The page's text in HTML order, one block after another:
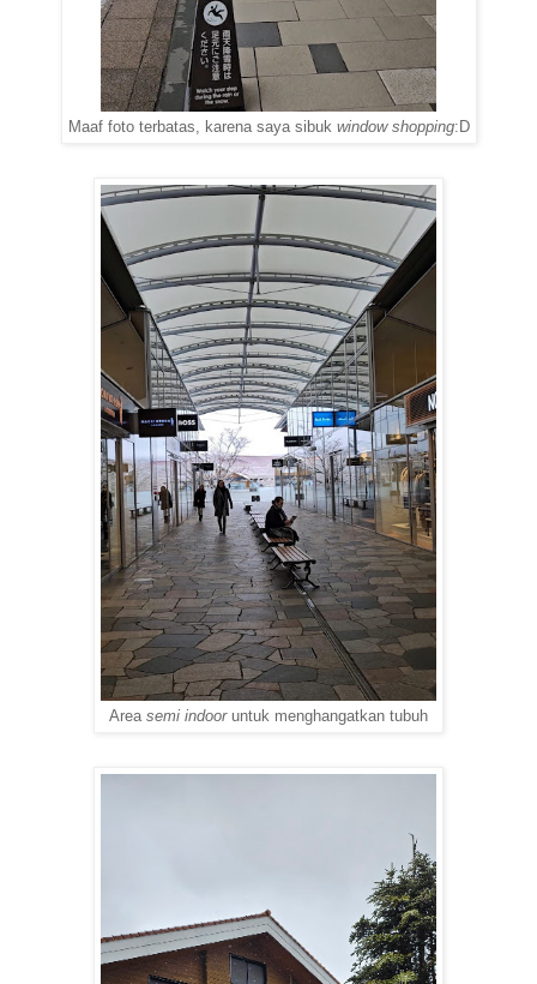
Maaf foto terbatas, karena saya sibuk window shopping:D
Area semi indooruntuk menghangatkan tubuh